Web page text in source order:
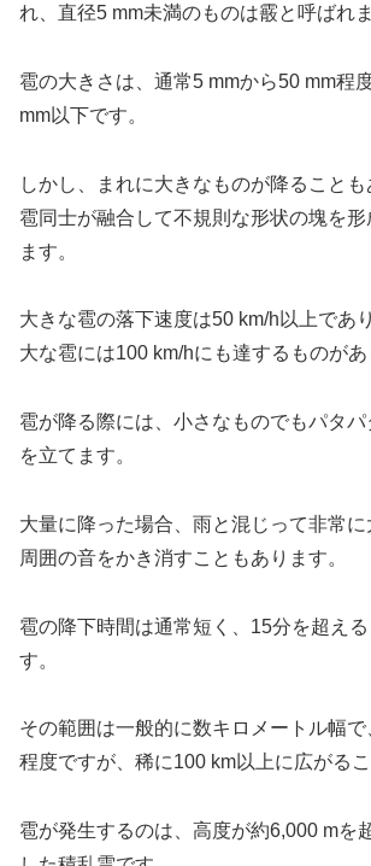
れ、直径5 mm未満のものは霰と呼ばれま
雹の大きさは、通常5 mmから50 mm程
mm以下です。
しかし、まれに大きなものが降ること
雹同士が融合して不規則な形状の塊を形
ます。
大きな雹の落下速度は50 km/h以上であ
大な雹には100 km/hにも達するものがあ
雹が降る際には、小さなものでもパタ
を立てます。
大量に降った場合、雨と混じって非常に
周囲の音をかき消すこともあります。
雹の降下時間は通常短く、15分を超え
す。
その範囲は一般的に数キロメートル幅
程度ですが、稀に100 km以上に広がるこ
雹が発生するのは、高度が約6,000 mを